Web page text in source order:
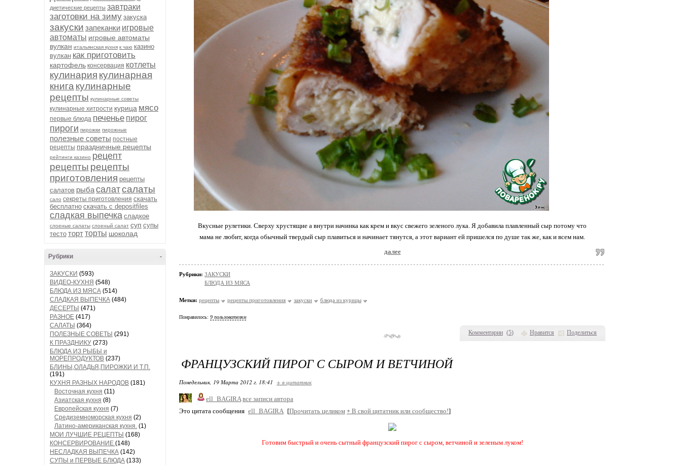
диетические рецепты завтраки
заготовки на зиму закуска
закуски запеканки игровые
автоматы игровые автоматы
вулкан итальянская кухня к чаю казино
вулкан как приготовить
картофель консервация котлеты
кулинария кулинарная
книга кулинарные
рецепты кулинарные советы
кулинарные хитрости курица мясо
первые блюда печенье пирог
пироги пирожки пирожные
полезные советы постные
рецепты праздничные рецепты
рейтинги казино рецепт
рецепты рецепты
приготовления рецепты
салатов рыбасалатсалаты
сало секреты приготовления скачать
бесплатно скачать с depositfiles
сладкая выпечка сладкое
слоеные салаты слоеный салат суп супы
тесто тортторты шоколад
-
Рубрики
ЗАКУСКИ (593)
ВИДЕО-КУХНЯ (548)
БЛЮДА ИЗ МЯСА (514)
СЛАДКАЯ ВЫПЕЧКА (484)
ДЕСЕРТЫ (471)
РАЗНОЕ (417)
САЛАТЫ (364)
ПОЛЕЗНЫЕ СОВЕТЫ (291)
К ПРАЗДНИКУ (273)
БЛЮДА ИЗ РЫБЫ и
МОРЕПРОДУКТОВ (237)
БЛИНЫ,ОЛАДЬЯ,ПИРОЖКИ И Т.П.
(191)
КУХНЯ РАЗНЫХ НАРОДОВ (181)
Восточная кухня (11)
Азиатская кухня (8)
Европейская кухня (7)
Средиземноморская кухня (2)
Латино-американская кухня. (1)
МОИ ЛУЧШИЕ РЕЦЕПТЫ (168)
КОНСЕРВИРОВАНИЕ (148)
НЕСЛАДКАЯ ВЫПЕЧКА (142)
СУПЫ и ПЕРВЫЕ БЛЮДА (133)
Комментарии (5) Нравится Поделиться
Вкусные рулетики. Сверху хрустящие а внутри начинка как крем и вкус свежего зелeного лука. Я добавила плавленный сыр потому что
мама не любит, когда обычный твeрдый сыр плавиться и начинает тянутся, а этот вариант ей пришeлся по душе так же, как и всем нам.
далее
Рубрики: ЗАКУСКИ
БЛЮДА ИЗ МЯСА
Метки: рецепты рецепты приготовления закуски блюда из курицы
Понравилось: 9 пользователям
ФРАНЦУЗСКИЙ ПИРОГ С СЫРОМ И ВЕТЧИНОЙ
Понедельник, 19 Марта 2012 г. 18:41 + в цитатник
ell_BAGIRA все записи автора
Это цитата сообщения ell_BAGIRA [Прочитать целиком + В свой цитатник или сообщество!]
Готовим быстрый и очень сытный французский пирог с сыром, ветчиной и зеленым луком!